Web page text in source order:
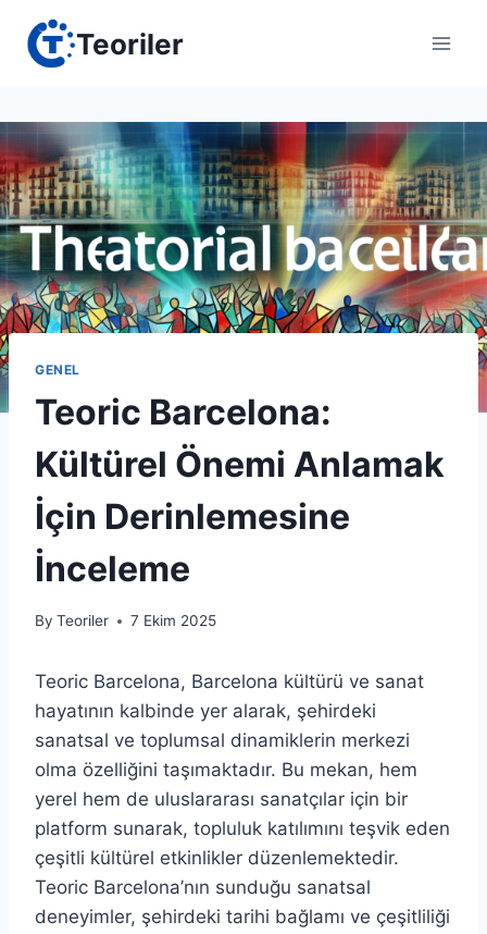
content
Teoriler
GENEL
Teoric Barcelona:
Kültürel Önemi Anlamak
İçin Derinlemesine
İnceleme
By Teoriler 7 Ekim 2025
Teoric Barcelona, Barcelona kültürü ve sanat
hayatının kalbinde yer alarak, şehirdeki
sanatsal ve toplumsal dinamiklerin merkezi
olma özelliğini taşımaktadır. Bu mekan, hem
yerel hem de uluslararası sanatçılar için bir
platform sunarak, topluluk katılımını teşvik eden
çeşitli kültürel etkinlikler düzenlemektedir.
Teoric Barcelona’nın sunduğu sanatsal
deneyimler, şehirdeki tarihi bağlamı ve çeşitliliği